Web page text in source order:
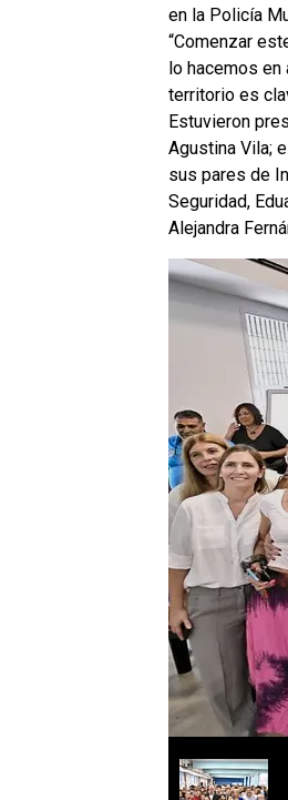
en la Policía
“Comenzar
lo hacemos en
territorio es
Estuvieron
Agustina Vila;
sus pares de
Seguridad,
Alejandra